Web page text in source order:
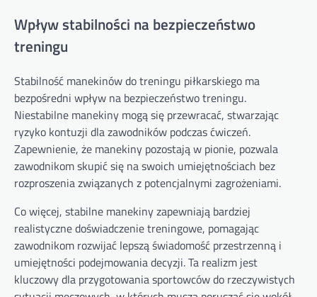
Wpływ stabilności na bezpieczeństwo
treningu
Stabilność manekinów do treningu piłkarskiego ma
bezpośredni wpływ na bezpieczeństwo treningu.
Niestabilne manekiny mogą się przewracać, stwarzając
ryzyko kontuzji dla zawodników podczas ćwiczeń.
Zapewnienie, że manekiny pozostają w pionie, pozwala
zawodnikom skupić się na swoich umiejętnościach bez
rozproszenia związanych z potencjalnymi zagrożeniami.
Co więcej, stabilne manekiny zapewniają bardziej
realistyczne doświadczenie treningowe, pomagając
zawodnikom rozwijać lepszą świadomość przestrzenną i
umiejętności podejmowania decyzji. Ta realizm jest
kluczowy dla przygotowania sportowców do rzeczywistych